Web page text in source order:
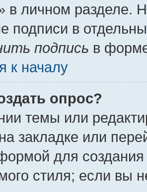
в личном разделе.
подписи в
подпись в
к началу
опрос?
темы или
закладке или
для
стиля; если вы